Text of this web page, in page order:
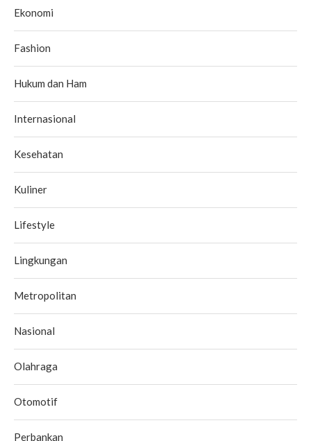
Ekonomi
Fashion
Hukum dan Ham
Internasional
Kesehatan
Kuliner
Lifestyle
Lingkungan
Metropolitan
Nasional
Olahraga
Otomotif
Perbankan